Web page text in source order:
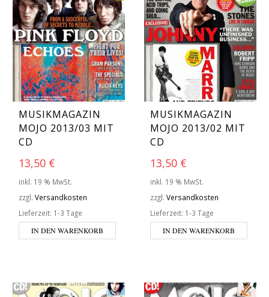
MUSIKMAGAZIN
MOJO 2013/03 MIT
CD
13,50 €
inkl. 19 % MwSt.
zzgl. Versandkosten
Lieferzeit: 1-3 Tage
IN DEN WARENKORB
MUSIKMAGAZIN
MOJO 2013/02 MIT
CD
13,50 €
inkl. 19 % MwSt.
zzgl. Versandkosten
Lieferzeit: 1-3 Tage
IN DEN WARENKORB